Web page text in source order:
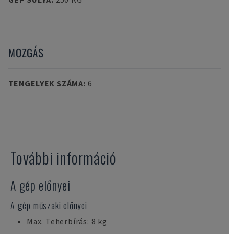
MOZGÁS
TENGELYEK SZÁMA: 6
További információ
A gép előnyei
A gép műszaki előnyei
Max. Teherbírás: 8 kg